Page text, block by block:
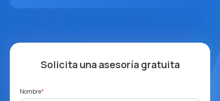
Solicita una asesoría gratuita
Nombre*